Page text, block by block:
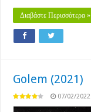
Διαβάστε Περισσότερα »
Golem (2021)
07/02/2022